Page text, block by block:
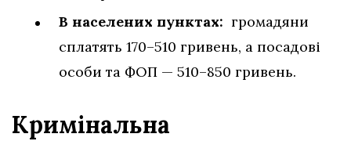
В населених пунктах: громадяни
сплатять 170–510 гривень, а посадові
особи та ФОП — 510–850 гривень.
Кримінальна